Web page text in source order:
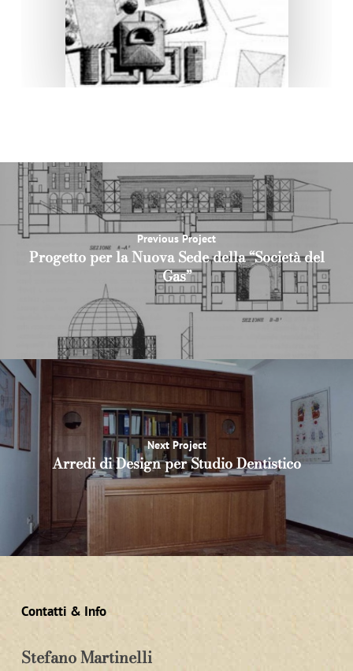
Previous Project
Progetto per la Nuova Sede della “Società del
Gas”
Next Project
Arredi di Design per Studio Dentistico
Contatti & Info
Stefano Martinelli